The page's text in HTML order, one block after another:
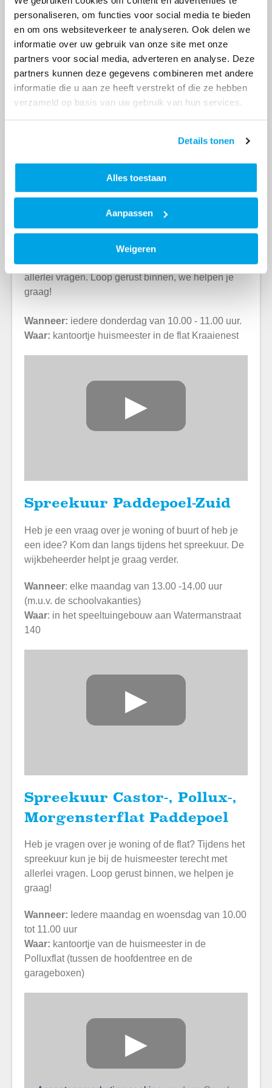
personaliseren, om functies voor social media te bieden
en om ons websiteverkeer te analyseren. Ook delen we
informatie over uw gebruik van onze site met onze
partners voor social media, adverteren en analyse. Deze
partners kunnen deze gegevens combineren met andere
informatie die u aan ze heeft verstrekt of die ze hebben
verzameld op basis van uw gebruik van hun services.
Details tonen
Alles toestaan
Aanpassen
Weigeren
uur.
Waar:Foreshuis, Floresplein 19D, 9715 HH
Groningen, kamer 0.02
▶
Spreekuur Kraaienest
Lewenborg
Heb je vragen over je woning of de flat? Tijdens het
spreekuur kun je bij de huismeester terecht met
allerlei vragen. Loop gerust binnen, we helpen je
graag!
Wanneer: iedere donderdag van 10.00 - 11.00 uur.
Waar: kantoortje huismeester in de flat Kraaienest
▶
Spreekuur Paddepoel-Zuid
Heb je een vraag over je woning of buurt of heb je
een idee? Kom dan langs tijdens het spreekuur. De
wijkbeheerder helpt je graag verder.
Wanneer: elke maandag van 13.00 -14.00 uur
(m.u.v. de schoolvakanties)
Waar: in het speeltuingebouw aan Watermanstraat
140
▶
Spreekuur Castor-, Pollux-,
Morgensterflat Paddepoel
Heb je vragen over je woning of de flat? Tijdens het
spreekuur kun je bij de huismeester terecht met
allerlei vragen. Loop gerust binnen, we helpen je
graag!
Wanneer: Iedere maandag en woensdag van 10.00
tot 11.00 uur
Waar: kantoortje van de huismeester in de
Polluxflat (tussen de hoofdentree en de
garageboxen)
▶